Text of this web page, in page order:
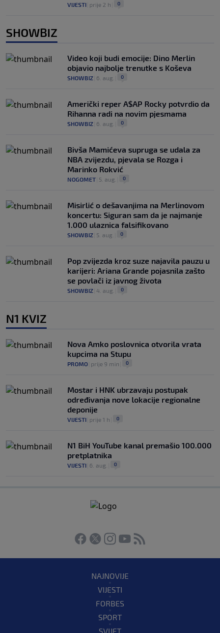
VIJESTI prije 2 h 0
SHOWBIZ
Video koji budi emocije: Dino Merlin
objavio najbolje trenutke s Koševa
SHOWBIZ 6. aug. 0
Američki reper A$AP Rocky potvrdio da
Rihanna radi na novim pjesmama
SHOWBIZ 6. aug. 0
Bivša Mamićeva supruga se udala za
NBA zvijezdu, pjevala se Rozga i
Marinko Rokvić
NOGOMET 5. aug. 0
Misirlić o dešavanjima na Merlinovom
koncertu: Siguran sam da je najmanje
1.000 ulaznica falsifikovano
SHOWBIZ 5. aug. 0
Pop zvijezda kroz suze najavila pauzu u
karijeri: Ariana Grande pojasnila zašto
se povlači iz javnog života
SHOWBIZ 4. aug. 0
N1 KVIZ
Nova Amko poslovnica otvorila vrata
kupcima na Stupu
PROMO prije 9 min 0
Mostar i HNK ubrzavaju postupak
određivanja nove lokacije regionalne
deponije
VIJESTI prije 1 h 0
N1 BiH YouTube kanal premašio 100.000
pretplatnika
VIJESTI 6. aug. 0
NAJNOVIJE
VIJESTI
FORBES
SPORT
SVIJET